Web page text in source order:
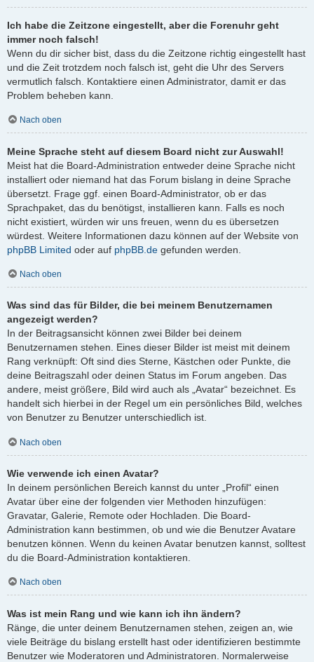
Ich habe die Zeitzone eingestellt, aber die Forenuhr geht
immer noch falsch!
Wenn du dir sicher bist, dass du die Zeitzone richtig eingestellt hast
und die Zeit trotzdem noch falsch ist, geht die Uhr des Servers
vermutlich falsch. Kontaktiere einen Administrator, damit er das
Problem beheben kann.
Nach oben
Meine Sprache steht auf diesem Board nicht zur Auswahl!
Meist hat die Board-Administration entweder deine Sprache nicht
installiert oder niemand hat das Forum bislang in deine Sprache
übersetzt. Frage ggf. einen Board-Administrator, ob er das
Sprachpaket, das du benötigst, installieren kann. Falls es noch
nicht existiert, würden wir uns freuen, wenn du es übersetzen
würdest. Weitere Informationen dazu können auf der Website von
phpBB Limited oder auf phpBB.de gefunden werden.
Nach oben
Was sind das für Bilder, die bei meinem Benutzernamen
angezeigt werden?
In der Beitragsansicht können zwei Bilder bei deinem
Benutzernamen stehen. Eines dieser Bilder ist meist mit deinem
Rang verknüpft: Oft sind dies Sterne, Kästchen oder Punkte, die
deine Beitragszahl oder deinen Status im Forum angeben. Das
andere, meist größere, Bild wird auch als „Avatar“ bezeichnet. Es
handelt sich hierbei in der Regel um ein persönliches Bild, welches
von Benutzer zu Benutzer unterschiedlich ist.
Nach oben
Wie verwende ich einen Avatar?
In deinem persönlichen Bereich kannst du unter „Profil“ einen
Avatar über eine der folgenden vier Methoden hinzufügen:
Gravatar, Galerie, Remote oder Hochladen. Die Board-
Administration kann bestimmen, ob und wie die Benutzer Avatare
benutzen können. Wenn du keinen Avatar benutzen kannst, solltest
du die Board-Administration kontaktieren.
Nach oben
Was ist mein Rang und wie kann ich ihn ändern?
Ränge, die unter deinem Benutzernamen stehen, zeigen an, wie
viele Beiträge du bislang erstellt hast oder identifizieren bestimmte
Benutzer wie Moderatoren und Administratoren. Normalerweise